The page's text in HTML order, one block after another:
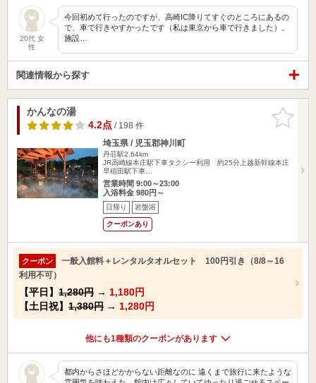
20代 女
性
今回初めて行ったのですが、高崎IC降りてすぐのところにあるの
で、車で行きやすかったです（私は東京から車で行きました）。
施設…
関連情報から探す
お気に入
りに追加
かんなの湯
4.2点/ 198 件
埼玉県 / 児玉郡神川町
丹荘駅2.64km
JR高崎線本庄駅下車タクシー利用 約25分上越新幹線本庄
早稲田駅下車…
営業時間 9:00～23:00
入浴料金 980円～
日帰り 岩盤浴
クーポンあり
クーポン
一般入館料＋レンタルタオルセット 100円引き（8/8～16
利用不可）
【平日】 1,280円 → 1,180円
【土日祝】 1,380円 → 1,280円
他にも1種類のクーポンがあります
都内からさほどかからない距離なのに 遠くまで旅行に来たような